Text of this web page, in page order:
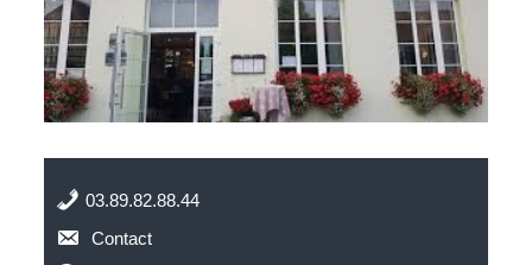
03.89.82.88.44
Contact